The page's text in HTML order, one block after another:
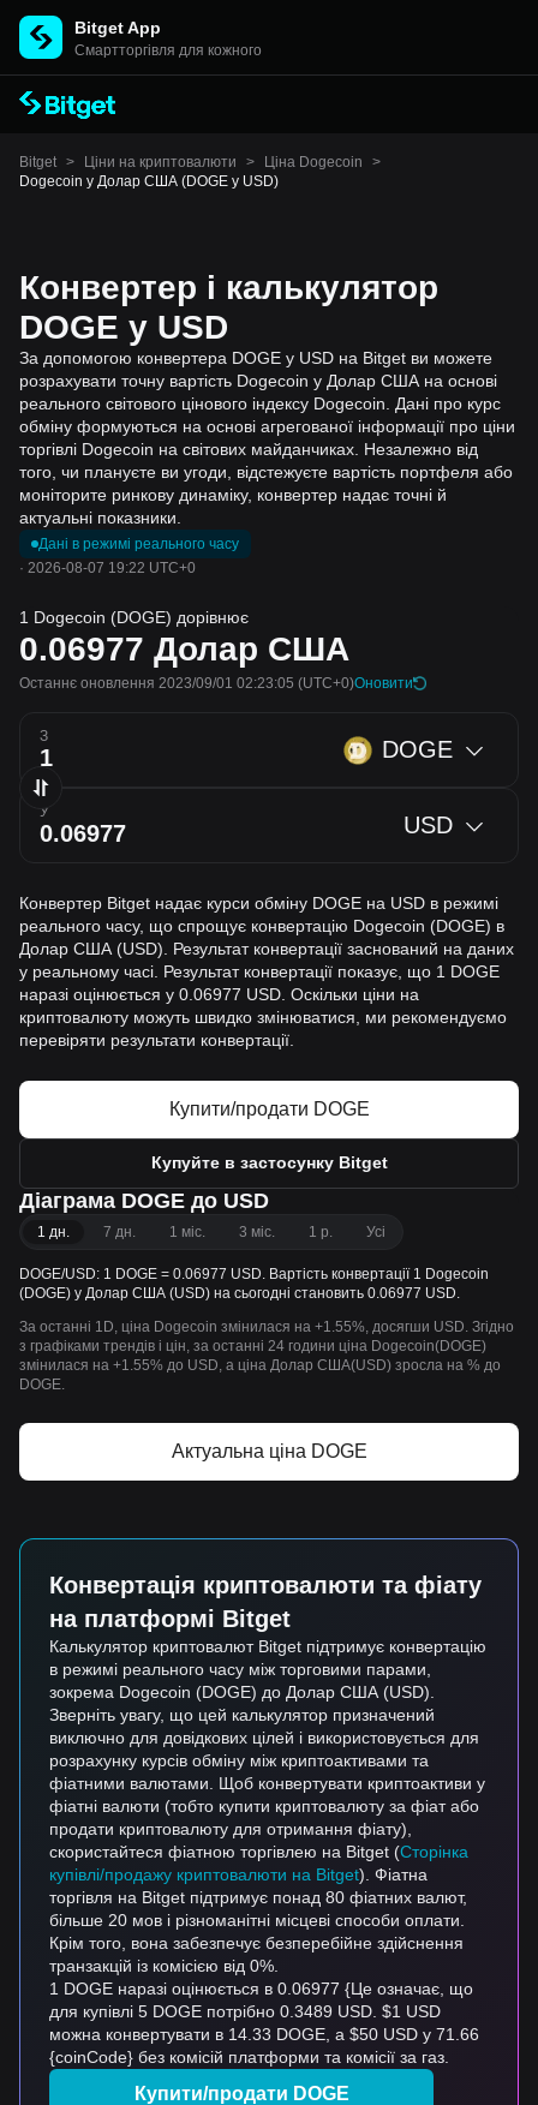
Bitget App
Cмартторгівля для кожного
Bitget > Ціни на криптовалюти > Ціна Dogecoin
>
Dogecoin у Долар США (DOGE у USD)
Конвертер і калькулятор
DOGE у USD
За допомогою конвертера DOGE у USD на Bitget ви можете
розрахувати точну вартість Dogecoin у Долар США на основі
реального світового цінового індексу Dogecoin. Дані про курс
обміну формуються на основі агрегованої інформації про ціни
торгівлі Dogecoin на світових майданчиках. Незалежно від
того, чи плануєте ви угоди, відстежуєте вартість портфеля або
моніторите ринкову динаміку, конвертер надає точні й
актуальні показники.
Дані в режимі реального часу
· 2026-08-07 19:22 UTC+0
1 Dogecoin (DOGE) дорівнює
0.06977 Долар США
Останнє оновлення 2023/09/01 02:23:05 (UTC+0)Оновити
З DOGE
У USD
Конвертер Bitget надає курси обміну DOGE на USD в режимі
реального часу, що спрощує конвертацію Dogecoin (DOGE) в
Долар США (USD). Результат конвертації заснований на даних
у реальному часі. Результат конвертації показує, що 1 DOGE
наразі оцінюється у 0.06977 USD. Оскільки ціни на
криптовалюту можуть швидко змінюватися, ми рекомендуємо
перевіряти результати конвертації.
Купити/продати DOGE
Купуйте в застосунку Bitget
Діаграма DOGE до USD
1 дн. 7 дн. 1 міс. 3 міс. 1 р. Усі
DOGE/USD: 1 DOGE = 0.06977 USD. Вартість конвертації 1 Dogecoin
(DOGE) у Долар США (USD) на сьогодні становить 0.06977 USD.
За останні 1D, ціна Dogecoin змінилася на +1.55%, досягши USD. Згідно
з графіками трендів і цін, за останні 24 години ціна Dogecoin(DOGE)
змінилася на +1.55% до USD, а ціна Долар США(USD) зросла на % до
DOGE.
Актуальна ціна DOGE
Конвертація криптовалюти та фіату
на платформі Bitget
Калькулятор криптовалют Bitget підтримує конвертацію
в режимі реального часу між торговими парами,
зокрема Dogecoin (DOGE) до Долар США (USD).
Зверніть увагу, що цей калькулятор призначений
виключно для довідкових цілей і використовується для
розрахунку курсів обміну між криптоактивами та
фіатними валютами. Щоб конвертувати криптоактиви у
фіатні валюти (тобто купити криптовалюту за фіат або
продати криптовалюту для отримання фіату),
скористайтеся фіатною торгівлею на Bitget (Сторінка
купівлі/продажу криптовалюти на Bitget). Фіатна
торгівля на Bitget підтримує понад 80 фіатних валют,
більше 20 мов і різноманітні місцеві способи оплати.
Крім того, вона забезпечує безперебійне здійснення
транзакцій із комісією від 0%.
1 DOGE наразі оцінюється в 0.06977 {Це означає, що
для купівлі 5 DOGE потрібно 0.3489 USD. $1 USD
можна конвертувати в 14.33 DOGE, а $50 USD у 71.66
{coinCode} без комісій платформи та комісії за газ.
Купити/продати DOGE